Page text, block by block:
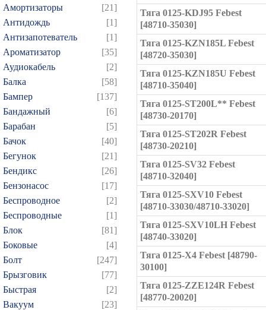
Амортизаторы
[21]
Антидождь
[1]
Антизапотеватель
[1]
Ароматизатор
[35]
Аудиокабель
[2]
Балка
[58]
Бампер
[137]
Бандажный
[6]
Барабан
[5]
Бачок
[40]
Бегунок
[21]
Бендикс
[26]
Бензонасос
[17]
Беспроводное
[2]
Беспроводные
[1]
Блок
[81]
Боковые
[4]
Болт
[247]
Брызговик
[77]
Быстрая
[2]
Вакуум
[23]
Тяга 0125-KDJ95 Febest
[48710-35030]
Тяга 0125-KZN185L Febest
[48720-35030]
Тяга 0125-KZN185U Febest
[48710-35040]
Тяга 0125-ST200L** Febest
[48730-20170]
Тяга 0125-ST202R Febest
[48730-20210]
Тяга 0125-SV32 Febest
[48710-32040]
Тяга 0125-SXV10 Febest
[48710-33030/48710-33020]
Тяга 0125-SXV10LH Febest
[48740-33020]
Тяга 0125-X4 Febest [48790-
30100]
Тяга 0125-ZZE124R Febest
[48770-20020]